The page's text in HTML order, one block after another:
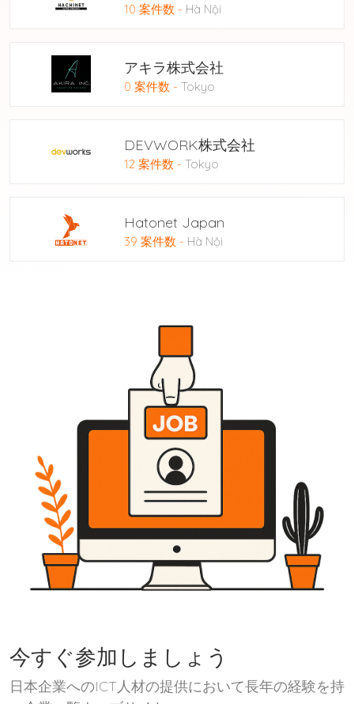
10 案件数 - Hà Nội
アキラ株式会社
0 案件数 - Tokyo
DEVWORK株式会社
12 案件数 - Tokyo
Hatonet Japan
39 案件数 - Hà Nội
今すぐ参加しましょう
日本企業へのICT人材の提供において長年の経験を持